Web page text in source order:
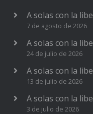
A solas con la
7 de agosto de 2026
A solas con la
24 de julio de 2026
A solas con la
13 de julio de 2026
A solas con la
3 de julio de 2026